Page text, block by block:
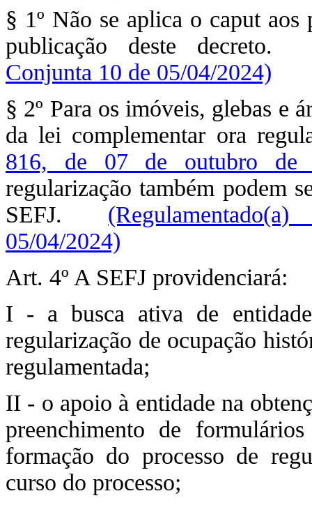
§ 1º Não se aplica o caput aos
publicação deste
Conjunta 10 de 05/04/2024)
§ 2º Para os imóveis, glebas e
da lei complementar ora
816, de 07 de outubro de
regularização também podem
SEFJ.
05/04/2024)
Art. 4º A SEFJ providenciará:
I - a busca ativa de
regularização de ocupação
regulamentada;
II - o apoio à entidade na
preenchimento de
formação do processo de
curso do processo;